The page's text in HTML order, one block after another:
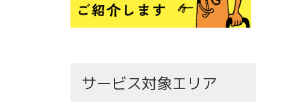
サービス対象エリア